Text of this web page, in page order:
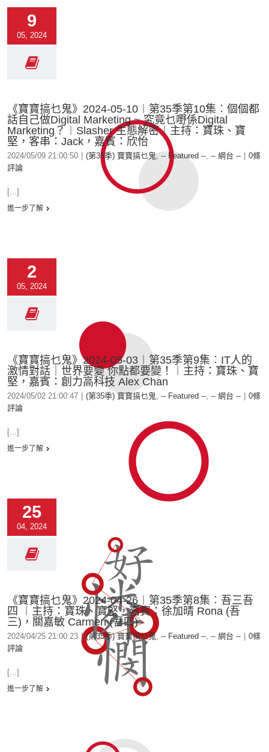
9
05, 2024
《寶寶搞乜鬼》2024-05-10︱第35季第10集︰個個都
話自己做Digital Marketing ~ 究竟乜嘢係Digital
Marketing？︱Slasher 生態解密︱主持：寶珠、寶
堅，客串：Jack，嘉賓：欣怡
2024/05/09 21:00:50 (第35季) 寶寶搞乜鬼, -- Featured --, -- 網台 --
0條
評論
[...]
進一步了解
2
05, 2024
《寶寶搞乜鬼》2024-05-03︱第35季第9集︰IT人的
激情對話｜世界要變 你點都要變！︱主持：寶珠、寶
堅，嘉賓：創力高科技 Alex Chan
2024/05/02 21:00:47 (第35季) 寶寶搞乜鬼, -- Featured --, -- 網台 --
0條
評論
[...]
進一步了解
25
04, 2024
《寶寶搞乜鬼》2024-04-26︱第35季第8集︰吾三吾
四 ︱主持：寶珠、寶堅，嘉賓：徐加晴 Rona (吾
三)，關嘉敏 Carmen (吾四)
2024/04/25 21:00:23 | (第35季) 寶寶搞乜鬼, -- Featured --, -- 網台 --
0條
評論
[...]
進一步了解